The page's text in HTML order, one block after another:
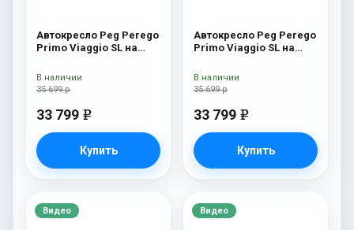
Автокресло Peg Perego
Primo Viaggio SL на
White/Black) Tulip
35 699 р
33 799 e
Купить
В наличии
Автокресло Peg Perego
Primo Viaggio SL на
White/Black) Riviera
35 699 р
33 799 e
Купить
В наличии
Видео Видео